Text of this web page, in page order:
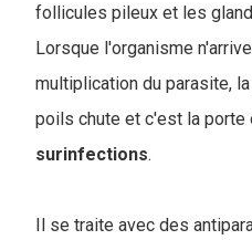
follicules pileux et les
Lorsque l'organisme
multiplication du parasite,
poils chute et c'est la porte
surinfections.
Il se traite avec des